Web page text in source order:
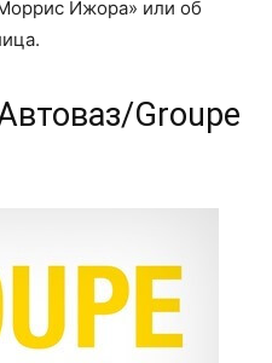
Ижора» или об
Groupe